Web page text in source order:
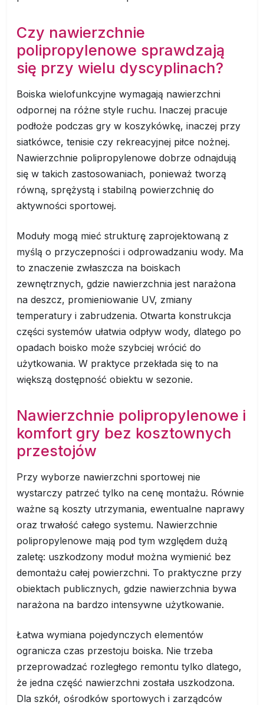
Czy nawierzchnie
polipropylenowe sprawdzają
się przy wielu dyscyplinach?
Boiska wielofunkcyjne wymagają nawierzchni
odpornej na różne style ruchu. Inaczej pracuje
podłoże podczas gry w koszykówkę, inaczej przy
siatkówce, tenisie czy rekreacyjnej piłce nożnej.
Nawierzchnie polipropylenowe dobrze odnajdują
się w takich zastosowaniach, ponieważ tworzą
równą, sprężystą i stabilną powierzchnię do
aktywności sportowej.
Moduły mogą mieć strukturę zaprojektowaną z
myślą o przyczepności i odprowadzaniu wody. Ma
to znaczenie zwłaszcza na boiskach
zewnętrznych, gdzie nawierzchnia jest narażona
na deszcz, promieniowanie UV, zmiany
temperatury i zabrudzenia. Otwarta konstrukcja
części systemów ułatwia odpływ wody, dlatego po
opadach boisko może szybciej wrócić do
użytkowania. W praktyce przekłada się to na
większą dostępność obiektu w sezonie.
Nawierzchnie polipropylenowe i
komfort gry bez kosztownych
przestojów
Przy wyborze nawierzchni sportowej nie
wystarczy patrzeć tylko na cenę montażu. Równie
ważne są koszty utrzymania, ewentualne naprawy
oraz trwałość całego systemu. Nawierzchnie
polipropylenowe mają pod tym względem dużą
zaletę: uszkodzony moduł można wymienić bez
demontażu całej powierzchni. To praktyczne przy
obiektach publicznych, gdzie nawierzchnia bywa
narażona na bardzo intensywne użytkowanie.
Łatwa wymiana pojedynczych elementów
ogranicza czas przestoju boiska. Nie trzeba
przeprowadzać rozległego remontu tylko dlatego,
że jedna część nawierzchni została uszkodzona.
Dla szkół, ośrodków sportowych i zarządców